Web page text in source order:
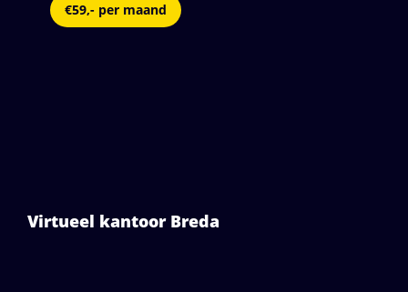
€59,- per maand
Virtueel kantoor Breda